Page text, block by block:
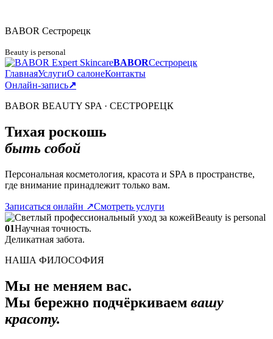
BABOR Сестрорецк
Beauty is personal
BABORСестрорецк
ГлавнаяУслугиО салонеКонтакты
Онлайн-запись↗
BABOR BEAUTY SPA · СЕСТРОРЕЦК
Тихая роскошь
быть собой
Персональная косметология, красота и SPA в пространстве,
где внимание принадлежит только вам.
Записаться онлайн ↗Смотреть услуги
Beauty is personal
01Научная точность.
Деликатная забота.
НАША ФИЛОСОФИЯ
Мы не меняем вас.
Мы бережно подчёркиваем вашу
красоту.